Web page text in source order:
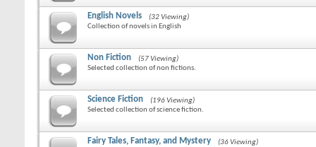
English Novels
(32 Viewing)
Collection of novels in English
Non Fiction
(57 Viewing)
Selected collection of non fictions.
Science Fiction
(196 Viewing)
Selected collection of science fiction.
Fairy Tales, Fantasy, and Mystery
(36 Viewing)